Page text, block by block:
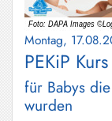
Montag,
PEKiP
für Babys
wurden